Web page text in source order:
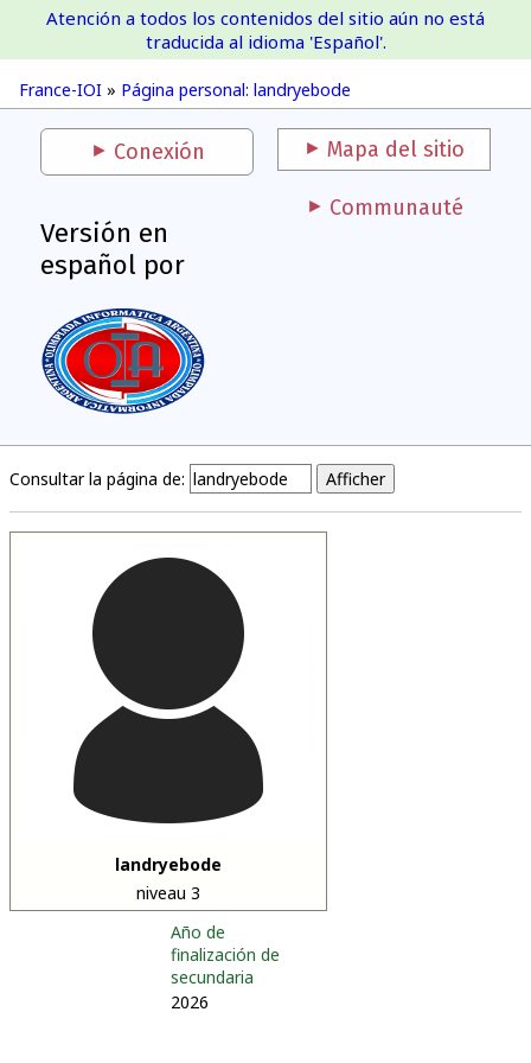
France-IOI
France-IOI » Página personal: landryebode
Atención a todos los contenidos del sitio aún no está
traducida al idioma 'Español'.
Conexión Mapa del sitio
Versión en
español por
Communauté
Consultar la página de:
landryebode
niveau 3
Año de
finalización de
secundaria
2026